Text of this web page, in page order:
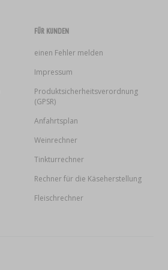
FÜR KUNDEN
einen Fehler melden
Impressum
Produktsicherheitsverordnung
(GPSR)
Anfahrtsplan
Weinrechner
Tinkturrechner
Rechner für die Käseherstellung
Fleischrechner